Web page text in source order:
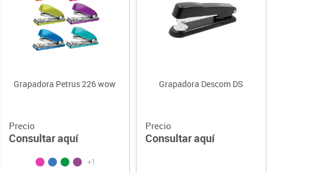
Grapadora Petrus 226 wow
Precio
Consultar aquí
+1
Grapadora Descom DS
Precio
Consultar aquí